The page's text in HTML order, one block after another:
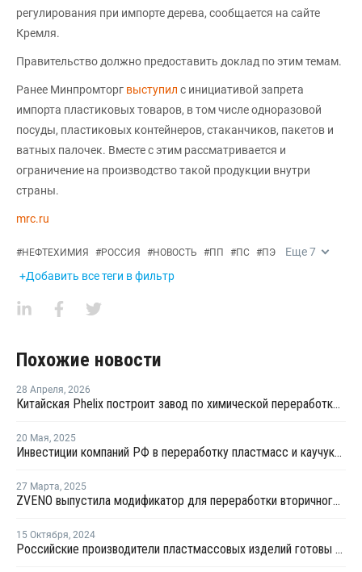
регулирования при импорте дерева, сообщается на сайте
Кремля.
Правительство должно предоставить доклад по этим темам.
Ранее Минпромторг выступил с инициативой запрета
импорта пластиковых товаров, в том числе одноразовой
посуды, пластиковых контейнеров, стаканчиков, пакетов и
ватных палочек. Вместе с этим рассматривается и
ограничение на производство такой продукции внутри
страны.
mrc.ru
#НЕФТЕХИМИЯ #РОССИЯ #НОВОСТЬ #ПП #ПС #ПЭ Еще7
+Добавить все теги в фильтр
Похожие новости
28 Апреля, 2026
Китайская Phelix построит завод по химической переработке пластика
20 Мая, 2025
Инвестиции компаний РФ в переработку пластмасс и каучука в 2024 году сократились на 30%
27 Марта, 2025
ZVENO выпустила модификатор для переработки вторичного ПС
15 Октября, 2024
Российские производители пластмассовых изделий готовы перерабатывать все выпускаемые в стране полимеры